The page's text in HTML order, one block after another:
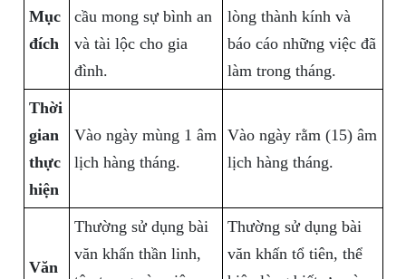
Mục
đích
cầu mong sự bình an
và tài lộc cho gia
đình.
lòng thành kính và
báo cáo những việc đã
làm trong tháng.
Thời
gian
thực
hiện
Vào ngày mùng 1 âm
lịch hàng tháng.
Vào ngày rằm (15) âm
lịch hàng tháng.
Văn
Thường sử dụng bài
văn khấn thần linh,
Thường sử dụng bài
văn khấn tổ tiên, thể